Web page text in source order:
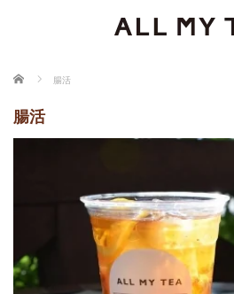
ホーム 腸活
腸活